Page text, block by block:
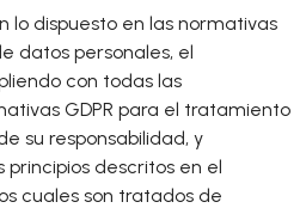
dispuesto en las normativas
datos personales, el
con todas las
GDPR para el tratamiento
su responsabilidad, y
descritos en el
cuales son tratados de